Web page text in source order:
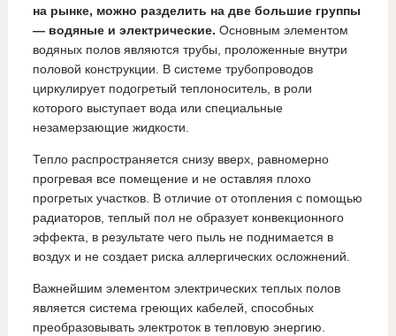
на рынке, можно разделить на две большие группы
— водяные и электрические. Основным элементом
водяных полов являются трубы, проложенные внутри
половой конструкции. В системе трубопроводов
циркулирует подогретый теплоноситель, в роли
которого выступает вода или специальные
незамерзающие жидкости.
Тепло распространяется снизу вверх, равномерно
прогревая все помещение и не оставляя плохо
прогретых участков. В отличие от отопления с помощью
радиаторов, теплый пол не образует конвекционного
эффекта, в результате чего пыль не поднимается в
воздух и не создает риска аллергических осложнений.
Важнейшим элементом электрических теплых полов
является система греющих кабелей, способных
преобразовывать электроток в тепловую энергию.